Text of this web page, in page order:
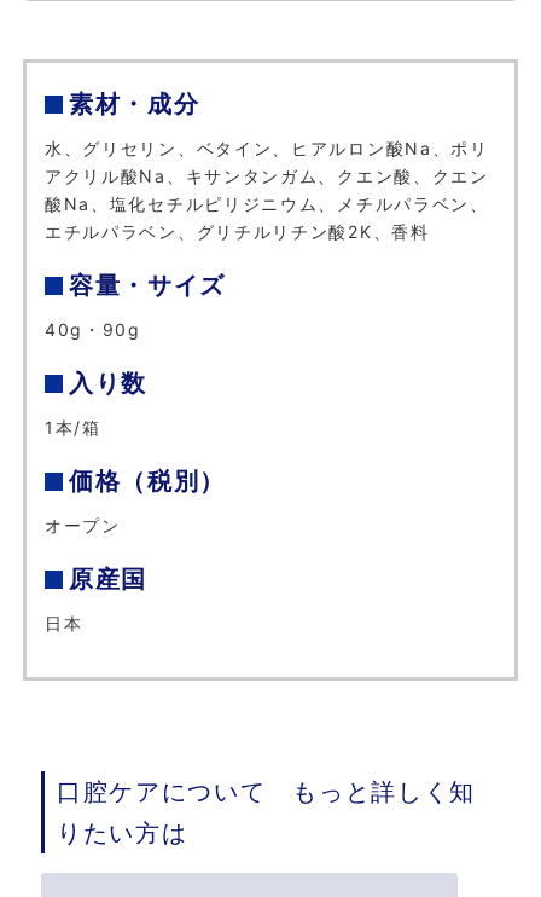
素材・成分
水、グリセリン、ベタイン、ヒアルロン酸Na、ポリ
アクリル酸Na、キサンタンガム、クエン酸、クエン
酸Na、塩化セチルピリジニウム、メチルパラベン、
エチルパラベン、グリチルリチン酸2K、香料
容量・サイズ
40g・90g
入り数
1本/箱
価格（税別）
オープン
原産国
日本
口腔ケアについて もっと詳しく知
りたい方は